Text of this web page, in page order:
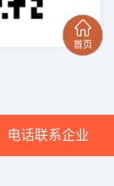
电话联系企业